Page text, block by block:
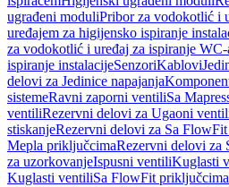
ugrađeni moduliPribor za vodokotlić i
uređajem za higijensko ispiranje
za vodokotlić i uređaj za ispiranje
ispiranje instalacijeSenzoriKablovi
delovi za Jedinice napajanja
sistemeRavni zaporni ventiliSa
ventiliRezervni delovi za Ugaoni
stiskanjeRezervni delovi za Sa
Mepla priključcimaRezervni delovi za
za uzorkovanjeIspusni ventiliKuglasti
Kuglasti ventiliSa FlowFit